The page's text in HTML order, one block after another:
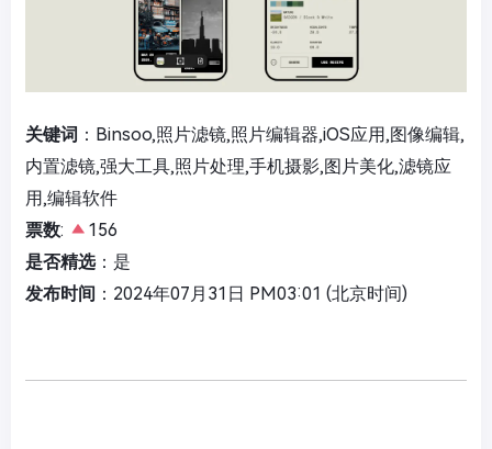
关键词 ：Binsoo,照片滤镜,照片编辑器,iOS应用,图像编辑,
内置滤镜,强大工具,照片处理,手机摄影,图片美化,滤镜应
用,编辑软件
票数:
156
是否精选：是
发布时间 ：2024年07月31日 PM03:01 (北京时间)